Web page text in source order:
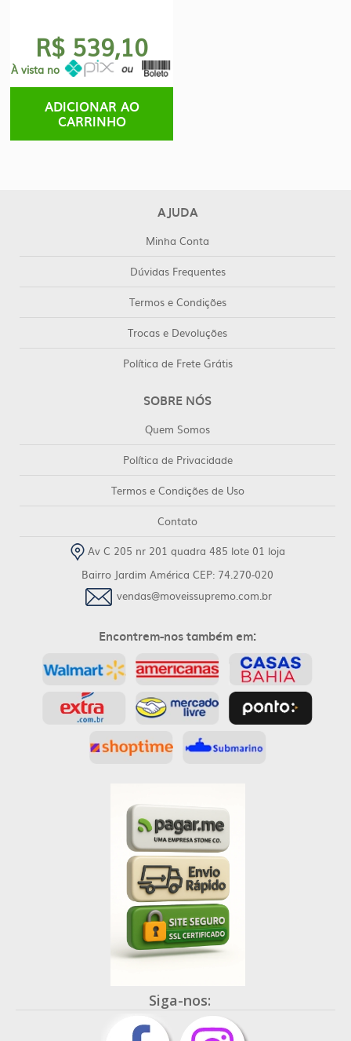
R$650,00.
R$599,00.
R$ 539,10
À vista no
ADICIONAR AO
CARRINHO
AJUDA
Minha Conta
Dúvidas Frequentes
Termos e Condições
Trocas e Devoluções
Política de Frete Grátis
SOBRE NÓS
Quem Somos
Política de Privacidade
Termos e Condições de Uso
Contato
Av C 205 nr 201 quadra 485 lote 01 loja
Bairro Jardim América CEP: 74.270-020
vendas@moveissupremo.com.br
Encontrem-nos também em:
Siga-nos: